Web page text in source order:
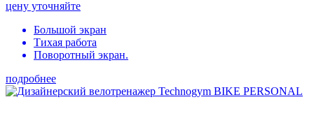
цену уточняйте
Большой экран
Тихая работа
Поворотный экран.
подробнее